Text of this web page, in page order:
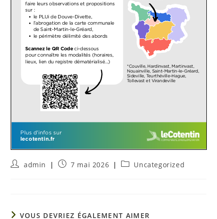
admin 7 mai 2026 Uncategorized
VOUS DEVRIEZ ÉGALEMENT AIMER